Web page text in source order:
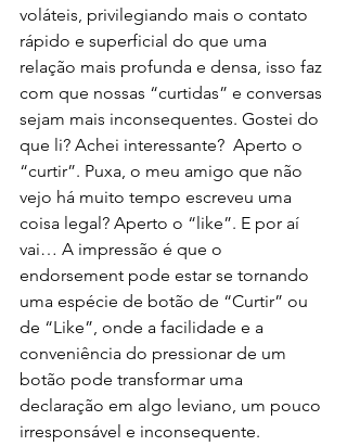
voláteis, privilegiando mais o contato
rápido e superficial do que uma
relação mais profunda e densa, isso faz
com que nossas “curtidas” e conversas
sejam mais inconsequentes. Gostei do
que li? Achei interessante?  Aperto o
“curtir”. Puxa, o meu amigo que não
vejo há muito tempo escreveu uma
coisa legal? Aperto o “like”. E por aí
vai… A impressão é que o
endorsement pode estar se tornando
uma espécie de botão de “Curtir” ou
de “Like”, onde a facilidade e a
conveniência do pressionar de um
botão pode transformar uma
declaração em algo leviano, um pouco
irresponsável e inconsequente.